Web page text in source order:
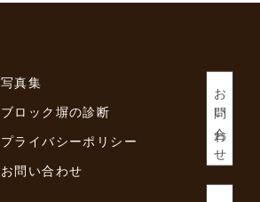
お問い合わせ
写真集
ブロック塀の診断
プライバシーポリシー
お問い合わせ